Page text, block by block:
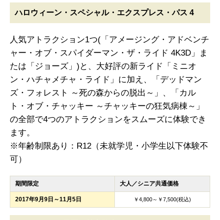
ハロウィーン・スペシャル・エクスプレス・パス 4
人気アトラクション1つ(「アメージング・アドベンチ
ャー・オブ・スパイダーマン・ザ・ライド 4K3D」ま
たは「ジョーズ」)と、大好評の新ライド「ミニオ
ン・ハチャメチャ・ライド」に加え、「デッドマン
ズ・フォレスト ～死の森からの脱出～」、「カル
ト・オブ・チャッキー ～チャッキーの狂気病棟～」
の全部で4つのアトラクションをスムーズに体験でき
ます。
※年齢制限あり：R12（未就学児・小学生以下体験不
可）
期間限定 大人／シニア共通価格
2017年9月9日～11月5日 ￥4,800～￥7,500(税込)